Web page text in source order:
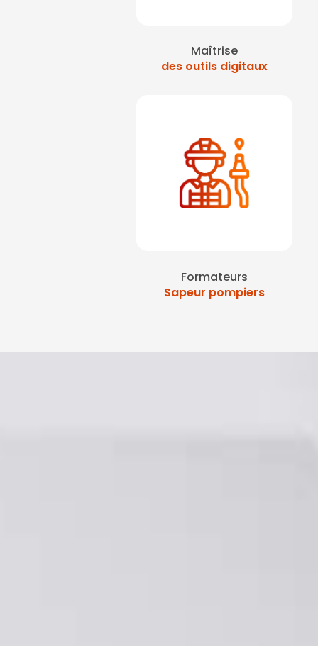
Maîtrise
des outils digitaux
Formateurs
Sapeur pompiers